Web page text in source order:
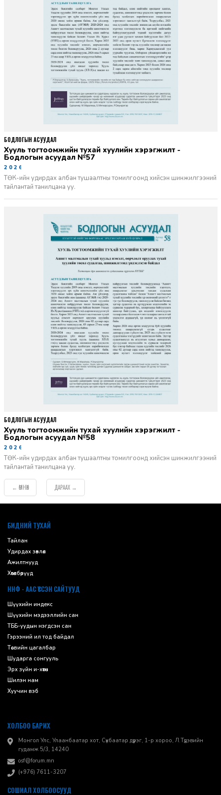
Хууль тогтоомжийн тухай хуулийн хэрэгжилт -
Бодлогын асуудал №57
2026-06-02
ТӨК-ийн удирдах албан тушаалтны томилгоонд хийсэн шинжилгээний
тайлантай танилцана уу.
БОДЛОГЫН АСУУДАЛ
Хууль тогтоомжийн тухай хуулийн хэрэгжилт -
Бодлогын асуудал №58
2026-06-02
ТӨК-ийн удирдах албан тушаалтны томилгоонд хийсэн шинжилгээний
тайлантай танилцана уу.
БОДЛОГЫН АСУУДАЛ
← ӨМНӨХ ДАРААХ →
БИДНИЙ ТУХАЙ
Тайлан
Удирдах зөвлөл
Ажилтнууд
Хөтөлбөрүүд
ННФ - ААС ҮҮССЭН САЙТУУД
Шүүхийн индекс
Шүүхийн мэдээллийн сан
ТББ-уудын нэгдсэн сан
Гэрээний ил тод байдал
Төсвийн цагалбар
Шударга сонгууль
Эрх зүйн и-хөтөч
Шилэн нам
Хуучин вэб
ХОЛБОО БАРИХ
Монгол Улс, Улаанбаатар хот, Сүхбаатар дүүрэг, 1-р хороо, ​Л.Түдэвийн
гудамж 5/3, 14240
osf@forum.mn
(+976) 7611-3207
СОШИАЛ ХОЛБООСУУД